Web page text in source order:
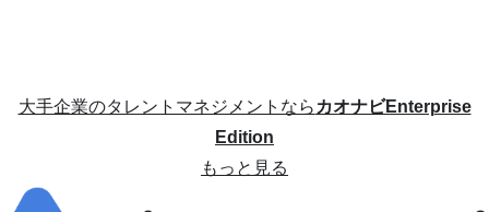
大手企業のタレントマネジメントならカオナビEnterprise
Edition
もっと見る